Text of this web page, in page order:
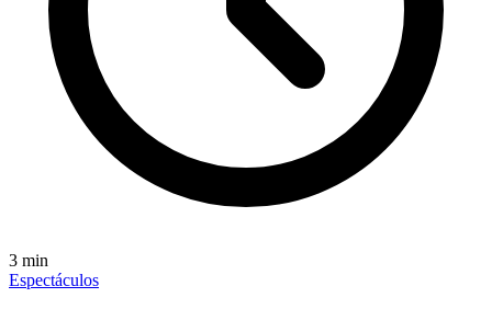
3 min
Espectáculos